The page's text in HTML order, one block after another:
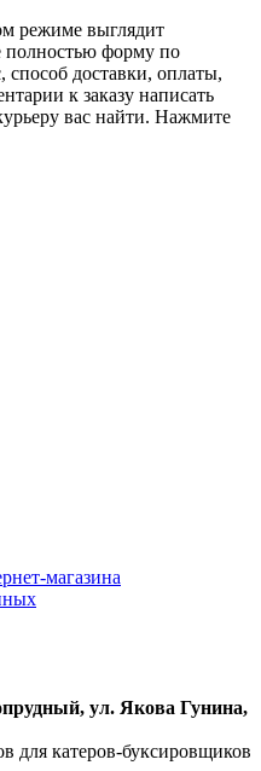
режиме выглядит
полностью форму по
способ доставки, оплаты,
к заказу написать
вас найти. Нажмите
магазина
ул. Якова Гунина,
для катеров-буксировщиков